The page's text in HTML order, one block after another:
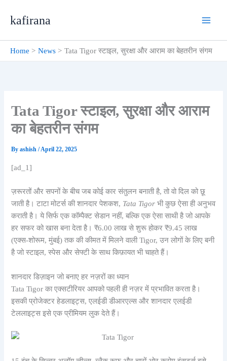
kafirana
Home News Tata Tigor स्टाइल, सुरक्षा और आराम का बेहतरीन संगम
Tata Tigor स्टाइल, सुरक्षा और आराम
का बेहतरीन संगम
Byashish/April 22, 2025
[ad_1]
ज़रूरतों और सपनों के बीच जब कोई कार संतुलन बनाती है, तो वो दिल को छू
जाती है। टाटा मोटर्स की शानदार पेशकश, Tata Tigor भी कुछ ऐसा ही अनुभव
कराती है। ये सिर्फ एक कॉम्पैक्ट सेडान नहीं, बल्कि एक ऐसा साथी है जो आपके
हर सफर को खास बना देता है। ₹6.00 लाख से शुरू होकर ₹9.45 लाख
(एक्स-शोरूम, मुंबई) तक की कीमत में मिलने वाली Tigor, उन लोगों के लिए बनी
है जो स्टाइल, स्पेस और सेफ्टी के साथ किफ़ायत भी चाहते हैं।
शानदार डिज़ाइन जो बनाए हर नज़रों का ध्यान
Tata Tigor का एक्सटीरियर आपको पहली ही नज़र में प्रभावित करता है।
इसकी प्रोजेक्टर हेडलाइट्स, एलईडी डीआरएल्स और शानदार एलईडी
टेललाइट्स इसे एक प्रीमियम लुक देते हैं।